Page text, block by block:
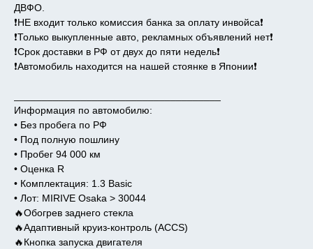
ДВФО.
❗️НЕ входит только комиссия банка за оплату инвойса❗️
❗️Только выкупленные авто, рекламных объявлений нет❗️
❗️Срок доставки в РФ от двух до пяти недель❗️
❗️Автомобиль находится на нашей стоянке в Японии❗️
Информация по автомобилю:
• Без пробега по РФ
• Под полную пошлину
• Пробег 94 000 км
• Оценка R
• Комплектация: 1.3 Basic
• Лот: MIRIVE Osaka > 30044
🔥Обогрев заднего стекла
🔥Адаптивный круиз-контроль (ACCS)
🔥Кнопка запуска двигателя